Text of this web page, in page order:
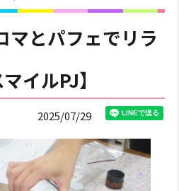
とパフェでリラ
イルPJ】
2025/07/29